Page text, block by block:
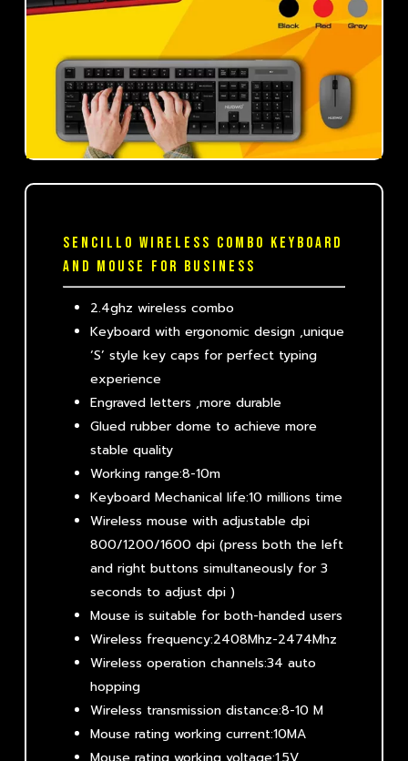
SENCILLO WIRELESS COMBO KEYBOARD
AND MOUSE FOR BUSINESS
2.4ghz wireless combo
Keyboard with ergonomic design ,unique
‘S’ style key caps for perfect typing
experience
Engraved letters ,more durable
Glued rubber dome to achieve more
stable quality
Working range:8-10m
Keyboard Mechanical life:10 millions time
Wireless mouse with adjustable dpi
800/1200/1600 dpi (press both the left
and right buttons simultaneously for 3
seconds to adjust dpi )
Mouse is suitable for both-handed users
Wireless frequency:2408Mhz-2474Mhz
Wireless operation channels:34 auto
hopping
Wireless transmission distance:8-10 M
Mouse rating working current:10MA